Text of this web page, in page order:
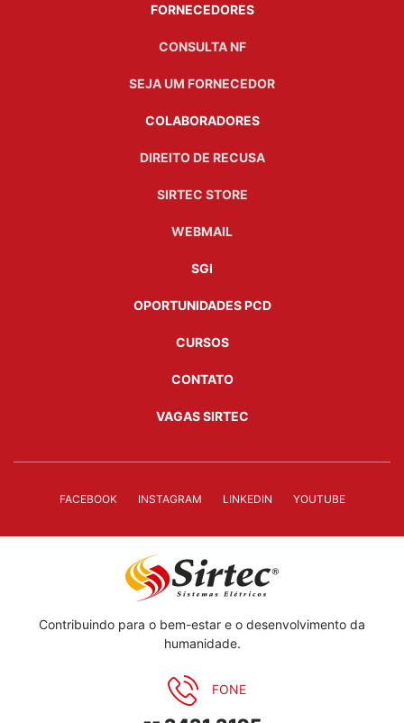
FORNECEDORES
CONSULTA NF
SEJA UM FORNECEDOR
COLABORADORES
DIREITO DE RECUSA
SIRTEC STORE
WEBMAIL
SGI
OPORTUNIDADES PCD
CURSOS
CONTATO
VAGAS SIRTEC
FACEBOOK INSTAGRAM LINKEDIN YOUTUBE
Contribuindo para o bem-estar e o desenvolvimento da
humanidade.
FONE